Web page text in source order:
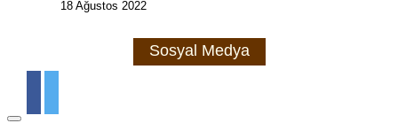
18 Ağustos 2022
Sosyal Medya